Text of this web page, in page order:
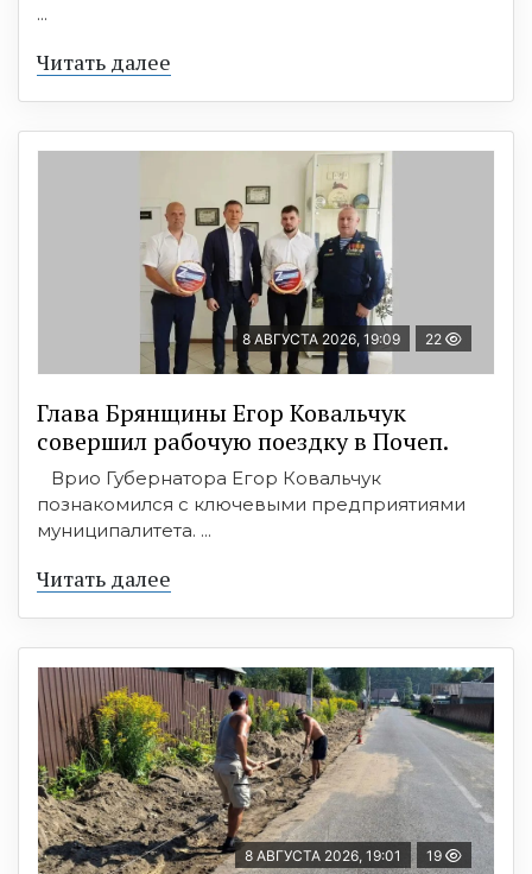
...
Читать далее
8 АВГУСТА 2026, 19:09 22
Глава Брянщины Егор Ковальчук
совершил рабочую поездку в Почеп.
Врио Губернатора Егор Ковальчук
познакомился с ключевыми предприятиями
муниципалитета. ...
Читать далее
8 АВГУСТА 2026, 19:01 19